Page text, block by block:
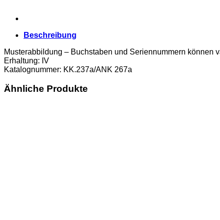
Beschreibung
Musterabbildung – Buchstaben und Seriennummern können
Erhaltung: IV
Katalognummer: KK.237a/ANK 267a
Ähnliche Produkte